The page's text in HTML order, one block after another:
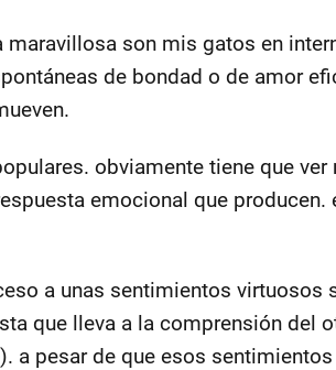
son mis gatos en
de bondad o de amor
obviamente tiene que
emocional que producen.
a unas sentimientos
que lleva a la comprensión del
a pesar de que esos